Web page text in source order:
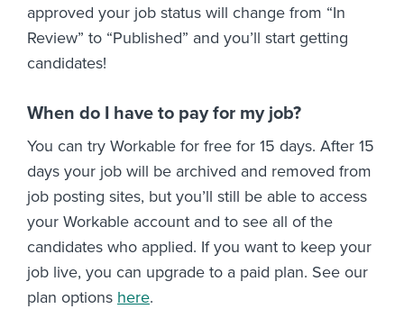
approved your job status will change from “In
Review” to “Published” and you’ll start getting
candidates!
When do I have to pay for my job?
You can try Workable for free for 15 days. After 15
days your job will be archived and removed from
job posting sites, but you’ll still be able to access
your Workable account and to see all of the
candidates who applied. If you want to keep your
job live, you can upgrade to a paid plan. See our
plan options here.